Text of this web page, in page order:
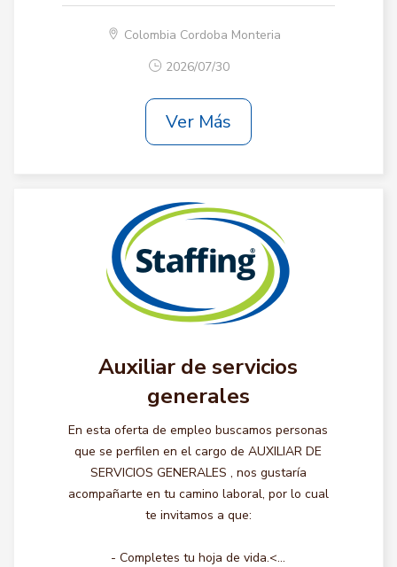
Colombia Cordoba Monteria
2026/07/30
Ver Más
Auxiliar de servicios
generales
En esta oferta de empleo buscamos personas
que se perfilen en el cargo de AUXILIAR DE
SERVICIOS GENERALES , nos gustaría
acompañarte en tu camino laboral, por lo cual
te invitamos a que:
- Completes tu hoja de vida.<...